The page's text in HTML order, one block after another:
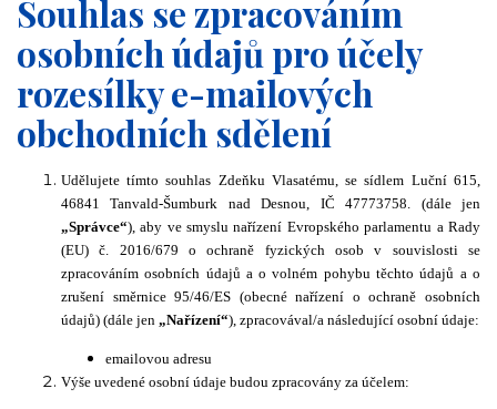
Souhlas se zpracováním
osobních údajů pro účely
rozesílky e-mailových
obchodních sdělení
Udělujete tímto souhlas Zdeňku Vlasatému, se sídlem Luční 615,
46841 Tanvald-Šumburk nad Desnou, IČ 47773758. (dále jen
„Správce“), aby ve smyslu nařízení Evropského parlamentu a Rady
(EU) č. 2016/679 o ochraně fyzických osob v souvislosti se
zpracováním osobních údajů a o volném pohybu těchto údajů a o
zrušení směrnice 95/46/ES (obecné nařízení o ochraně osobních
údajů) (dále jen „Nařízení“), zpracovával/a následující osobní údaje:
emailovou adresu
Výše uvedené osobní údaje budou zpracovány za účelem: